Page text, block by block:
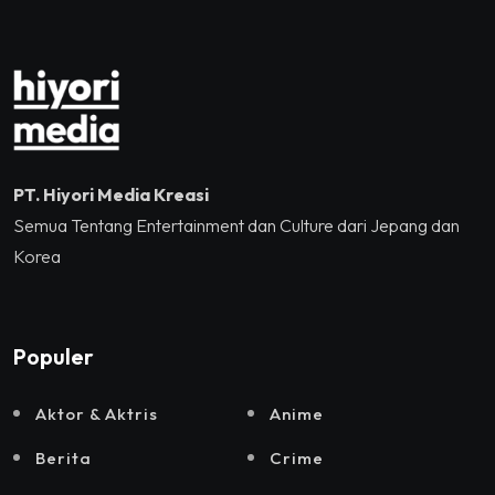
PT. Hiyori Media Kreasi
Semua Tentang Entertainment dan Culture dari Jepang dan
Korea
Populer
Aktor & Aktris Anime
Berita Crime